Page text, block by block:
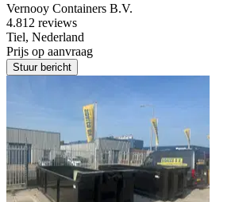
Vernooy Containers B.V.
4.812 reviews
Tiel, Nederland
Prijs op aanvraag
Stuur bericht